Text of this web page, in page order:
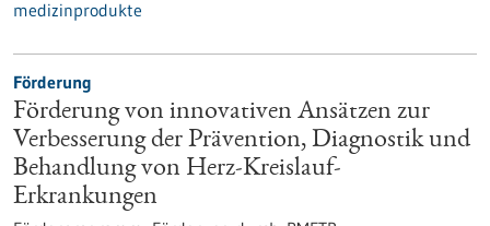
medizinprodukte
Förderung
Förderung von innovativen Ansätzen zur
Verbesserung der Prävention, Diagnostik und
Behandlung von Herz-Kreislauf-
Erkrankungen